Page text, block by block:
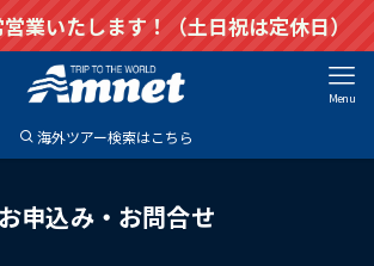
業いたします！（土日祝は定休日）
Menu
海外ツアー検索はこちら
お申込み・お問合せ